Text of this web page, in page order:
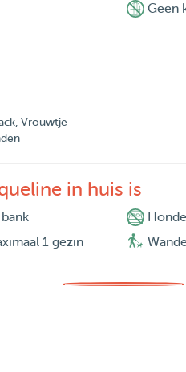
Geen
Vrouwtje
in huis is
1 gezin